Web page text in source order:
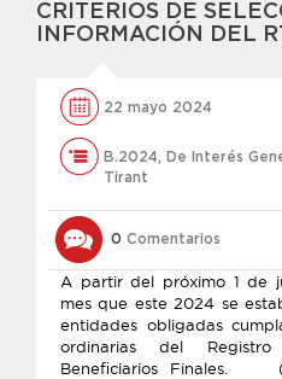
CRITERIOS DE
INFORMACIÓN DEL
22 mayo 2024
B.2024, De Interés
Tirant
0 Comentarios
A partir del próximo 1 de
mes que este 2024 se
entidades obligadas
ordinarias del
Beneficiarios Finales.